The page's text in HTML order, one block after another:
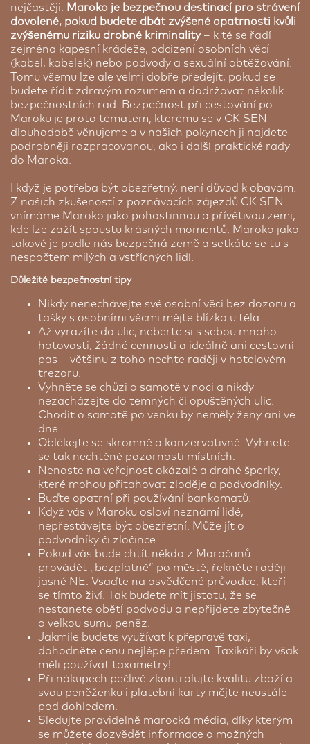
nejčastěji.
Maroko je bezpečnou destinací pro strávení
dovolené, pokud budete dbát zvýšené opatrnosti kvůli
zvýšenému riziku drobné kriminality– k té se řadí
zejména kapesní krádeže, odcizení osobních věcí
(kabel, kabelek) nebo podvody a sexuální obtěžování.
Tomu všemu lze ale velmi dobře předejít, pokud se
budete řídit zdravým rozumem a dodržovat několik
bezpečnostních rad. Bezpečnost při cestování po
Maroku je proto tématem, kterému se v CK SEN
dlouhodobě věnujeme a v našich pokynech ji najdete
podrobněji rozpracovanou, ako i další praktické rady
do Maroka.
I když je potřeba být obezřetný, není důvod k obavám.
Z našich zkušeností z poznávacích zájezdů CK SEN
vnímáme Maroko jako pohostinnou a přívětivou zemi,
kde lze zažít spoustu krásných momentů. Maroko jako
takové je podle nás bezpečná země a setkáte se tu s
nespočtem milých a vstřícných lidí.
Důležité bezpečnostní tipy
Nikdy nenechávejte své osobní věci bez dozoru a
tašky s osobními věcmi mějte blízko u těla.
Až vyrazíte do ulic, neberte si s sebou mnoho
hotovosti, žádné cennosti a ideálně ani cestovní
pas – většinu z toho nechte raději v hotelovém
trezoru.
Vyhněte se chůzi o samotě v noci a nikdy
nezacházejte do temných či opuštěných ulic.
Chodit o samotě po venku by neměly ženy ani ve
dne.
Oblékejte se skromně a konzervativně. Vyhnete
se tak nechtěné pozornosti místních.
Nenoste na veřejnost okázalé a drahé šperky,
které mohou přitahovat zloděje a podvodníky.
Buďte opatrní při používání bankomatů.
Když vás v Maroku osloví neznámí lidé,
nepřestávejte být obezřetní. Může jít o
podvodníky či zločince.
Pokud vás bude chtít někdo z Maročanů
provádět „bezplatně“ po městě, řekněte raději
jasné NE. Vsaďte na osvědčené průvodce, kteří
se tímto živí. Tak budete mít jistotu, že se
nestanete obětí podvodu a nepřijdete zbytečně
o velkou sumu peněz.
Jakmile budete využívat k přepravě taxi,
dohodněte cenu nejlépe předem. Taxikáři by však
měli používat taxametry!
Při nákupech pečlivě zkontrolujte kvalitu zboží a
svou peněženku i platební karty mějte neustále
pod dohledem.
Sledujte pravidelně marocká média, díky kterým
se můžete dozvědět informace o možných